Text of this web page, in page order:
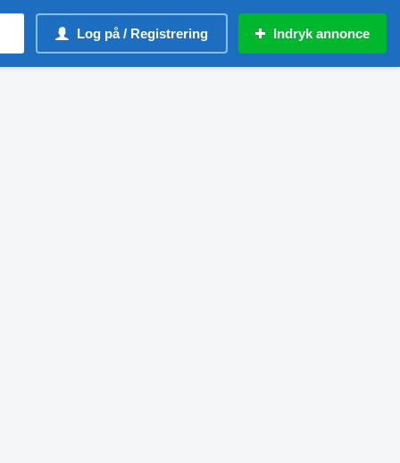
Log på / Registrering Indryk annonce